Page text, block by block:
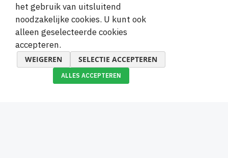
Veilige en gemakkelijke betalingen
het gebruik van uitsluitend
noodzakelijke cookies. U kunt ook
alleen geselecteerde cookies
accepteren.
WEIGEREN SELECTIE ACCEPTEREN
ALLES ACCEPTEREN